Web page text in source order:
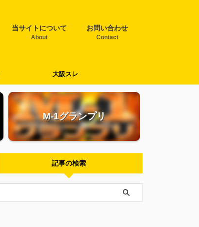
当サイトについて
About
お問い合わせ
Contact
大阪スレ
M-1グランプリ
記事の検索